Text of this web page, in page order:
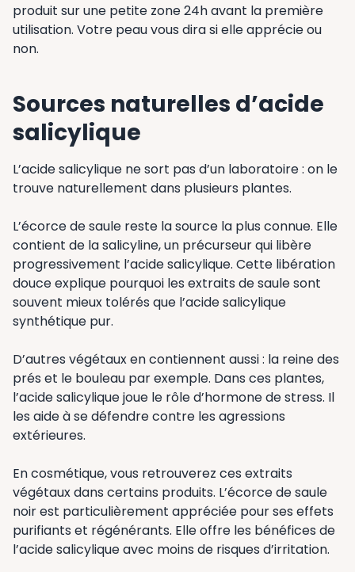
produit sur une petite zone 24h avant la première
utilisation. Votre peau vous dira si elle apprécie ou
non.
Sources naturelles d’acide
salicylique
L’acide salicylique ne sort pas d’un laboratoire : on le
trouve naturellement dans plusieurs plantes.
L’écorce de saule reste la source la plus connue. Elle
contient de la salicyline, un précurseur qui libère
progressivement l’acide salicylique. Cette libération
douce explique pourquoi les extraits de saule sont
souvent mieux tolérés que l’acide salicylique
synthétique pur.
D’autres végétaux en contiennent aussi : la reine des
prés et le bouleau par exemple. Dans ces plantes,
l’acide salicylique joue le rôle d’hormone de stress. Il
les aide à se défendre contre les agressions
extérieures.
En cosmétique, vous retrouverez ces extraits
végétaux dans certains produits. L’écorce de saule
noir est particulièrement appréciée pour ses effets
purifiants et régénérants. Elle offre les bénéfices de
l’acide salicylique avec moins de risques d’irritation.